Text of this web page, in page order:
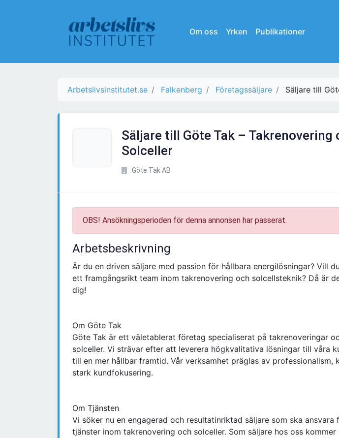
Om oss Yrken Publikationer
Arbetslivsinstitutet.se Falkenberg Företagssäljare Säljare till
Säljare till Göte Tak – Takrenovering
Solceller
Göte Tak AB
OBS! Ansökningsperioden för denna annonsen har passerat.
Arbetsbeskrivning
Är du en driven säljare med passion för hållbara energilösningar? Vill
ett framgångsrikt team inom takrenovering och solcellsteknik? Då är
dig!
Om Göte Tak
Göte Tak är ett väletablerat företag specialiserat på takrenoveringar
solceller. Vi strävar efter att leverera högkvalitativa lösningar till våra
till en mer hållbar framtid. Vår verksamhet präglas av professionalism,
stark kundfokusering.
Om Tjänsten
Vi söker nu en engagerad och resultatinriktad säljare som ska ansvara
tjänster inom takrenovering och solceller. Som säljare hos oss